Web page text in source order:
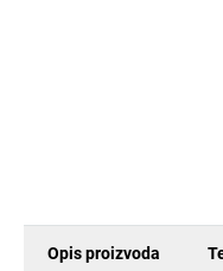
Opis proizvoda